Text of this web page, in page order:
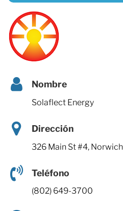
Nombre
Solaflect Energy
Dirección
326 Main St #4,
Teléfono
(802) 649-3700